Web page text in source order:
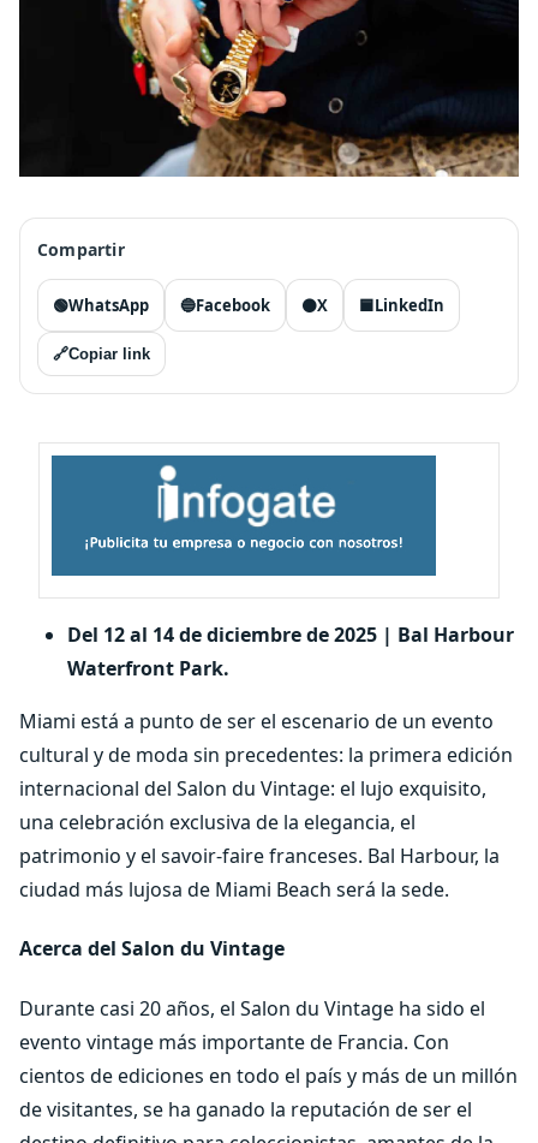
Compartir
🟢WhatsApp 🔵Facebook ⚫X 🟦LinkedIn
🔗Copiar link
Del 12 al 14 de diciembre de 2025 | Bal Harbour
Waterfront Park.
Miami está a punto de ser el escenario de un evento
cultural y de moda sin precedentes: la primera edición
internacional del Salon du Vintage: el lujo exquisito,
una celebración exclusiva de la elegancia, el
patrimonio y el savoir-faire franceses. Bal Harbour, la
ciudad más lujosa de Miami Beach será la sede. ​
Acerca del Salon du Vintage
Durante casi 20 años, el Salon du Vintage ha sido el
evento vintage más importante de Francia. Con
cientos de ediciones en todo el país y más de un millón
de visitantes, se ha ganado la reputación de ser el